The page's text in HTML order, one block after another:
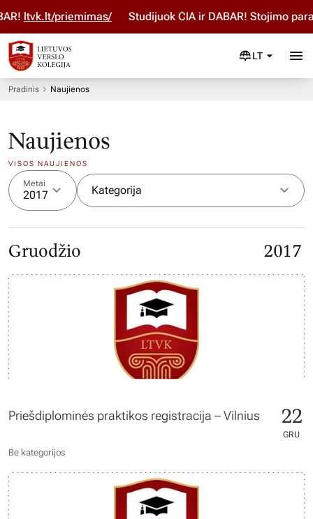
ltvk.lt/priemimas/ Studijuok ČIA ir DABAR! Stojimo
LT
Pradinis Naujienos
Naujienos
VISOS NAUJIENOS
Metai
2017 Kategorija
Gruodžio 2017
Priešdiplominės praktikos registracija – Vilnius 22
GRU
Be kategorijos